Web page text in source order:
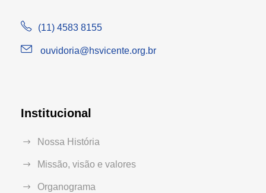
(11) 4583 8155
ouvidoria@hsvicente.org.br
Institucional
Nossa História
Missão, visão e valores
Organograma